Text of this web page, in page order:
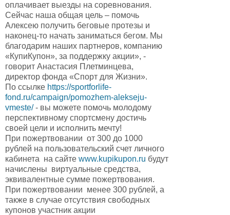
оплачивает выезды на соревнования.
Сейчас наша общая цель – помочь
Алексею получить беговые протезы и
наконец-то начать заниматься бегом. Мы
благодарим наших партнеров, компанию
«КупиКупон», за поддержку акции», -
говорит Анастасия Плетминцева,
директор фонда «Спорт для Жизни».
По ссылке https://sportforlife-
fond.ru/campaign/pomozhem-alekseju-
vmeste/- вы можете помочь молодому
перспективному спортсмену достичь
своей цели и исполнить мечту!
При пожертвовании от 300 до 1000
рублей на пользовательский счет личного
кабинета на сайте www.kupikupon.ru будут
начислены виртуальные средства,
эквивалентные сумме пожертвования.
При пожертвовании менее 300 рублей, а
также в случае отсутствия свободных
купонов участник акции